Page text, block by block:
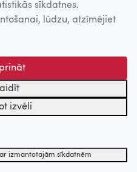
sīkdatnes.
lūdzu, atzīmējiet
izvēli
izmantotajām sīkdatnēm